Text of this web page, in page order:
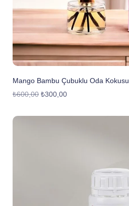
Mango Bambu Çubuklu Oda Kokusu
₺600,00 ₺300,00